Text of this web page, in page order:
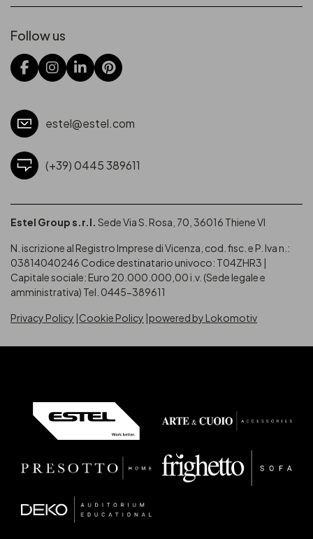
Follow us
estel@estel.com
(+39) 0445 389611
Estel Group s.r.l. Sede Via S. Rosa, 70, 36016 Thiene VI
N. iscrizione al Registro Imprese di Vicenza, cod. fisc. e P. Iva n.:
03814040246 Codice destinatario univoco: T04ZHR3 |
Capitale sociale: Euro 20.000.000,00 i.v. (Sede legale e
amministrativa) Tel. 0445-389611
Privacy Policy Cookie Policy powered by Lokomotiv